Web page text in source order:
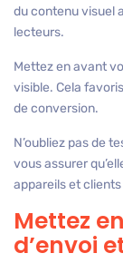
du contenu visuel
lecteurs.
Mettez en avant
visible. Cela
de conversion.
N’oubliez pas de
vous assurer
appareils et
Mettez
d’envoi